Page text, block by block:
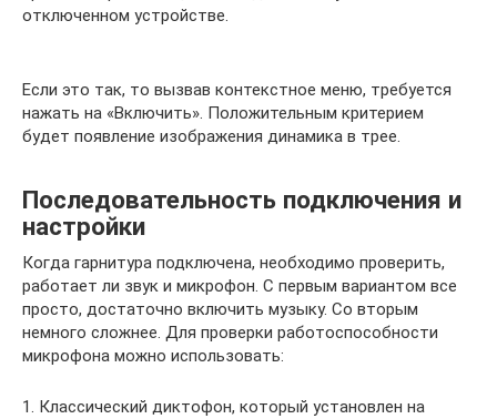
отключенном устройстве.
Если это так, то вызвав контекстное меню, требуется
нажать на «Включить». Положительным критерием
будет появление изображения динамика в трее.
Последовательность подключения и
настройки
Когда гарнитура подключена, необходимо проверить,
работает ли звук и микрофон. С первым вариантом все
просто, достаточно включить музыку. Со вторым
немного сложнее. Для проверки работоспособности
микрофона можно использовать:
1. Классический диктофон, который установлен на